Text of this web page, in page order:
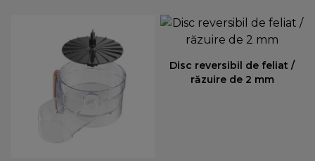
Disc reversibil de feliat /
răzuire de 2 mm